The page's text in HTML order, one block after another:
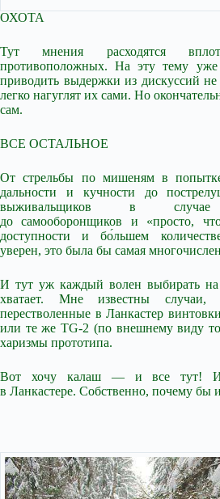
ОХОТА
Тут мнения расходятся
противоположных. На эту тему
приводить выдержки из дискуссий
легко нагуглят их сами. Но
сам.
ВСЕ ОСТАЛЬНОЕ
От стрельбы по мишеням в
дальности и кучности до
выживальщиков в случае
до самооборонщиков и «просто,
доступности и бо́льшем
уверен, это была бы самая
И тут уж каждый волен выбирать
хватает. Мне известны случаи,
перестволенные в Ланкастер
или те же TG-2 (по внешнему виду
харизмы прототипа.
Вот хочу калаш — и все тут!
в Ланкастере. Собственно, почему